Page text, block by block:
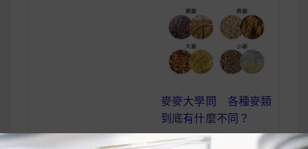
麥麥大學問 各種麥類
到底有什麼不同？